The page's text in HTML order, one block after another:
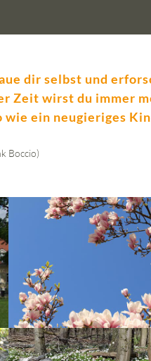
dir selbst und
wirst du immer
ein neugieriges
Boccio)
Schönheit und Weite